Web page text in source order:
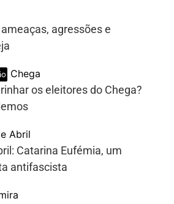
agressões e
Chega
os eleitores do Chega?
Abril
Catarina Eufémia, um
antifascista